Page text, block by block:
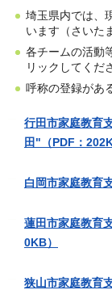
埼玉県内では、
います（さいた
各チームの活動
リックしてくだ
呼称の登録があ
行田市家庭教育
田"（PDF：
白岡市家庭教育
蓮田市家庭教育
0KB）
狭山市家庭教育